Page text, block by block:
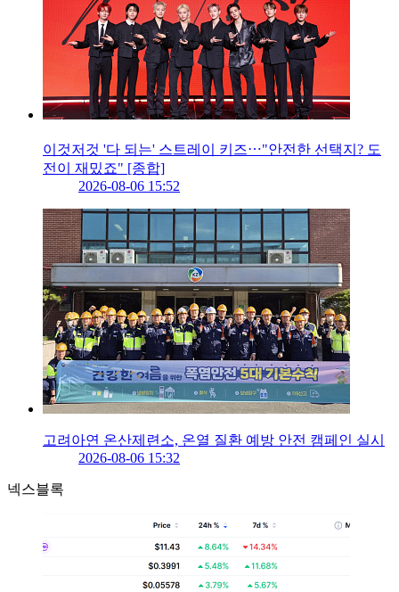
이것저것 '다 되는' 스트레이 키즈⋯"안전한 선택지? 도
전이 재밌죠" [종합]
2026-08-06 15:52
고려아연 온산제련소, 온열 질환 예방 안전 캠페인 실시
2026-08-06 15:32
넥스블록